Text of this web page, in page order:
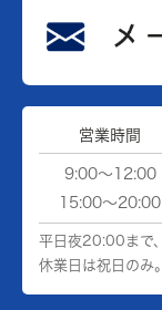
営業時間
9:00～12:00
15:00～20:00
平日夜20:00まで
休業日は祝日のみ。